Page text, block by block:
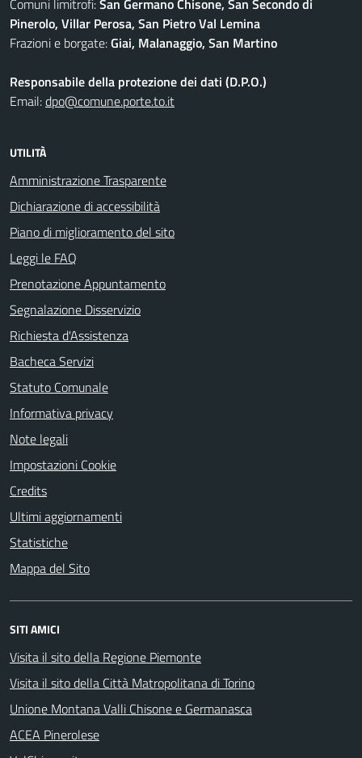
Pinerolo, Villar Perosa, San Pietro Val Lemina
Frazioni e borgate:Giai, Malanaggio, San Martino
Responsabile della protezione dei dati (D.P.O.)
Email:dpo@comune.porte.to.it
UTILITÀ
Amministrazione Trasparente
Dichiarazione di accessibilità
Piano di miglioramento del sito
Leggi le FAQ
Prenotazione Appuntamento
Segnalazione Disservizio
Richiesta d'Assistenza
Bacheca Servizi
Statuto Comunale
Informativa privacy
Note legali
Impostazioni Cookie
Credits
Ultimi aggiornamenti
Statistiche
Mappa del Sito
SITI AMICI
Visita il sito della Regione Piemonte
Visita il sito della Città Matropolitana di Torino
Unione Montana Valli Chisone e Germanasca
ACEA Pinerolese